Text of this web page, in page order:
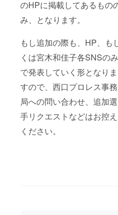
のHPに掲載してあるもの
み、となります。
もし追加の際も、HP、も
くは宮木和佳子各SNSのみ
で発表していく形となりま
すので、西口プロレス事務
局への問い合わせ、追加選
手リクエストなどはお控え
ください。